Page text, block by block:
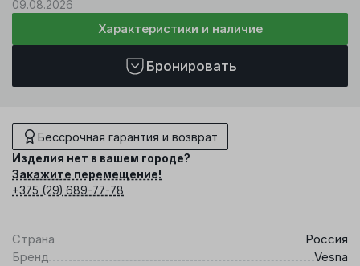
09.08.2026
Характеристики и наличие
Бронировать
Бессрочная гарантия и возврат
Изделия нет в вашем городе?
Закажите перемещение!
+375 (29) 689-77-78
Страна
Россия
Бренд
Vesna